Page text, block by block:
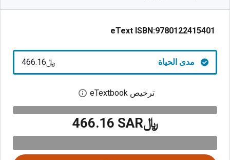
eText ISBN:9780122415401
مدى الحياة ﷼‎466.16
ترخيص eTextbook افتح مربع حوار
﷼‎466.16 SAR